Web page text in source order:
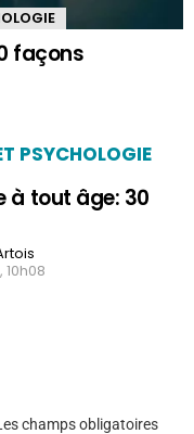
façons
PSYCHOLOGIE
à tout âge: 30
champs obligatoires